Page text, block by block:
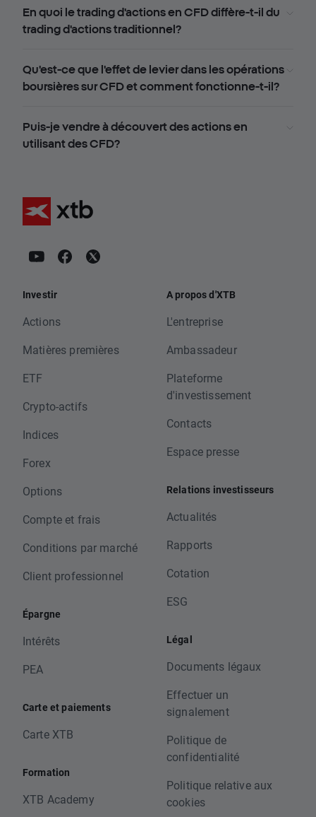
En quoi le trading d'actions en CFD diffère-t-il du
trading d'actions traditionnel?
Qu'est-ce que l'effet de levier dans les opérations
boursières sur CFD et comment fonctionne-t-il?
Puis-je vendre à découvert des actions en
utilisant des CFD?
Investir
Actions
Matières premières
ETF
Crypto-actifs
Indices
Forex
Options
Compte et frais
Conditions par marché
Client professionnel
Épargne
Intérêts
PEA
Carte et paiements
Carte XTB
Formation
XTB Academy
A propos d'XTB
L'entreprise
Ambassadeur
Plateforme
d'investissement
Contacts
Espace presse
Relations investisseurs
Actualités
Rapports
Cotation
ESG
Légal
Documents légaux
Effectuer un
signalement
Politique de
confidentialité
Politique relative aux
cookies